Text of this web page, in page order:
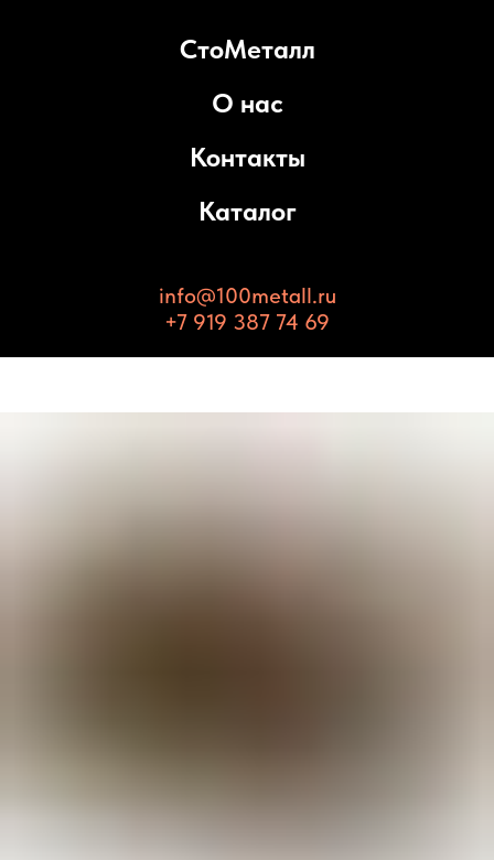
СтоМеталл
О нас
Контакты
Каталог
info@100metall.ru
+7 919 387 74 69